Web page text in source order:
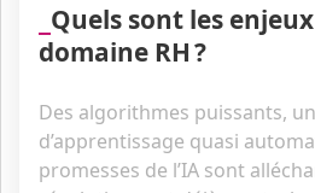
Quels sont les
domaine RH ?
Des algorithmes puissants,
d’apprentissage quasi
promesses de l’IA sont